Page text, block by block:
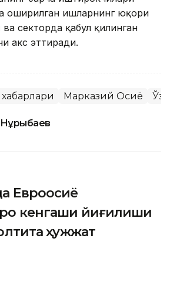
оширилган ишларнинг юқори
секторда қабул қилинган
акс эттиради.
Марказий Осиё
Нұрыбаев
Евроосиё
кенгаши йиғилиши
ҳужжат